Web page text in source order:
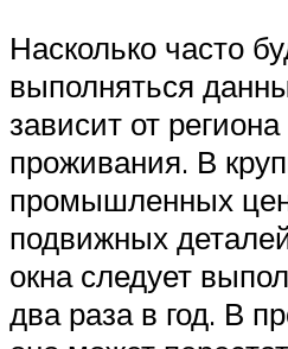
Насколько часто
выполняться
зависит от
проживания. В
промышленных
подвижных
окна следует
два раза в год. В